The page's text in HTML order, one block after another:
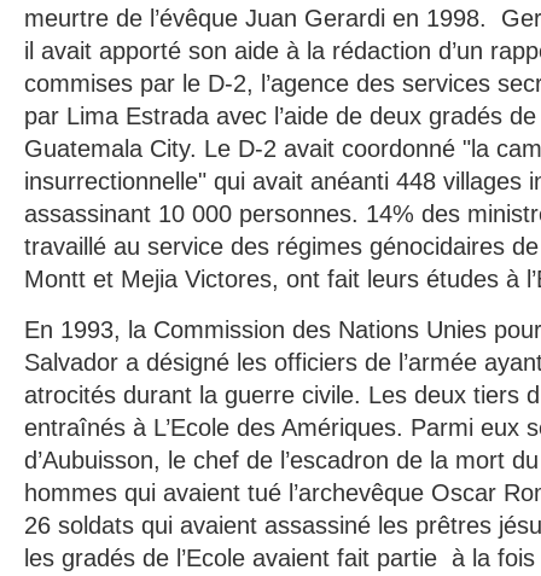
meurtre de l’évêque Juan Gerardi en 1998.
il avait apporté son aide à la rédaction d’un
commises par le D-2, l’agence des services
par Lima Estrada avec l’aide de deux gradés
Guatemala City. Le D-2 avait coordonné "la
insurrectionnelle" qui avait anéanti 448 villages
assassinant 10 000 personnes. 14% des
travaillé au service des régimes génocidaires
Montt et Mejia Victores, ont fait leurs études à
En 1993, la Commission des Nations Unies
Salvador a désigné les officiers de l’armée
atrocités durant la guerre civile. Les deux tiers
entraînés à L’Ecole des Amériques. Parmi eux
d’Aubuisson, le chef de l’escadron de la mort
hommes qui avaient tué l’archevêque Oscar
26 soldats qui avaient assassiné les prêtres
les gradés de l’Ecole avaient fait partie à la